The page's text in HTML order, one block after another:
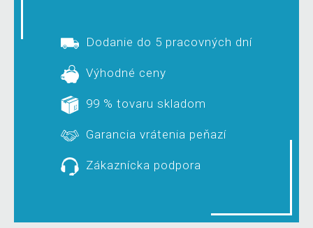
Dodanie do 5 pracovných dní
Výhodné ceny
99 % tovaru skladom
Garancia vrátenia peňazí
Zákaznícka podpora